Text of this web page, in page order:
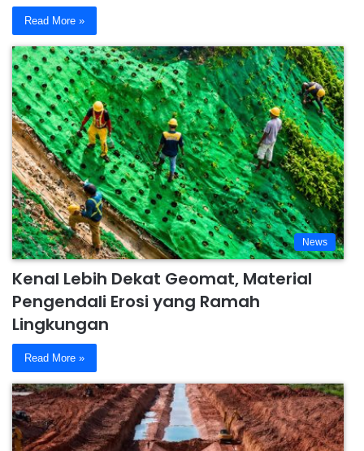
Read More »
News
Kenal Lebih Dekat Geomat, Material
Pengendali Erosi yang Ramah
Lingkungan
Read More »